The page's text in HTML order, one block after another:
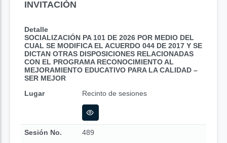
INVITACIÓN
Detalle
SOCIALIZACIÓN PA 101 DE 2026 POR MEDIO DEL
CUAL SE MODIFICA EL ACUERDO 044 DE 2017 Y SE
DICTAN OTRAS DISPOSICIONES RELACIONADAS
CON EL PROGRAMA RECONOCIMIENTO AL
MEJORAMIENTO EDUCATIVO PARA LA CALIDAD –
SER MEJOR
Lugar
Recinto de sesiones
Sesión No.
489